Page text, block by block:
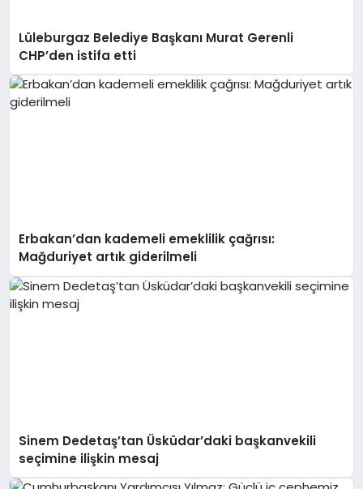
Lüleburgaz Belediye Başkanı Murat Gerenli
CHP’den istifa etti
Erbakan’dan kademeli emeklilik çağrısı:
Mağduriyet artık giderilmeli
Sinem Dedetaş’tan Üsküdar’daki başkanvekili
seçimine ilişkin mesaj